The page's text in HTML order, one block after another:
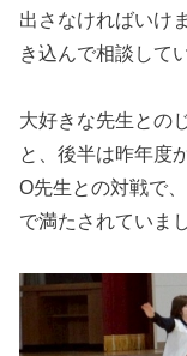
出さなければいけ
き込んで相談して
大好きな先生との
と、後半は昨年度
O先生との対戦で
で満たされていま